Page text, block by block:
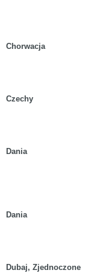
Chorwacja
Czechy
Dania
Dania
Dubaj, Zjednoczone